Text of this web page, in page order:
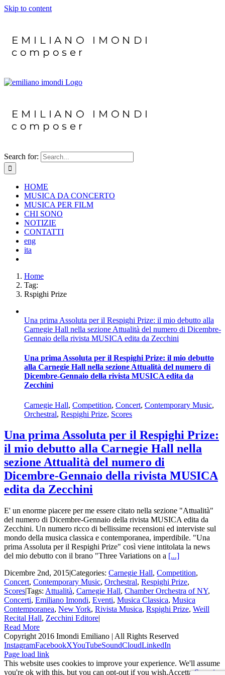
Skip to content
Search for:
HOME
MUSICA DA CONCERTO
MUSICA PER FILM
CHI SONO
NOTIZIE
CONTATTI
eng
ita
Home
Tag:
Rspighi Prize
Una prima Assoluta per il Respighi Prize: il mio debutto alla
Carnegie Hall nella sezione Attualità del numero di Dicembre-
Gennaio della rivista MUSICA edita da Zecchini
Una prima Assoluta per il Respighi Prize: il mio debutto
alla Carnegie Hall nella sezione Attualità del numero di
Dicembre-Gennaio della rivista MUSICA edita da
Zecchini
Carnegie Hall, Competition, Concert, Contemporary Music,
Orchestral, Respighi Prize, Scores
Una prima Assoluta per il Respighi Prize:
il mio debutto alla Carnegie Hall nella
sezione Attualità del numero di
Dicembre-Gennaio della rivista MUSICA
edita da Zecchini
E' un enorme piacere per me essere citato nella sezione "Attualità"
del numero di Dicembre-Gennaio della rivista MUSICA edita da
Zecchini. Un numero ricco di bellissime recensioni ed interviste sul
mondo della musica classica e contemporanea, imperdibile. "Una
prima Assoluta per il Respighi Prize" così viene intitolata la news
del mio debutto con il brano "Three Variations on a [...]
Dicembre 2nd, 2015|Categories: Carnegie Hall, Competition,
Concert, Contemporary Music, Orchestral, Respighi Prize,
Scores|Tags: Attualità, Carnegie Hall, Chamber Orchestra of NY,
Concerti, Emiliano Imondi, Eventi, Musica Classica, Musica
Contemporanea, New York, Rivista Musica, Rspighi Prize, Weill
Recital Hall, Zecchini Editore|
Read More
Copyright 2016 Imondi Emiliano | All Rights Reserved
InstagramFacebookXYouTubeSoundCloudLinkedIn
Page load link
This website uses cookies to improve your experience. We'll assume
you're ok with this, but you can opt-out if you wish.Accetta Scopri